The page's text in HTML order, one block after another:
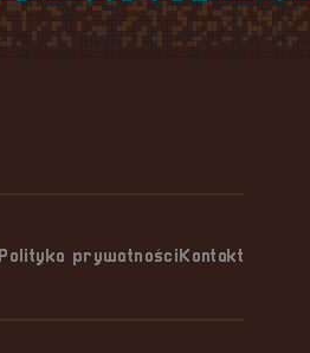
Polityka prywatności Kontakt